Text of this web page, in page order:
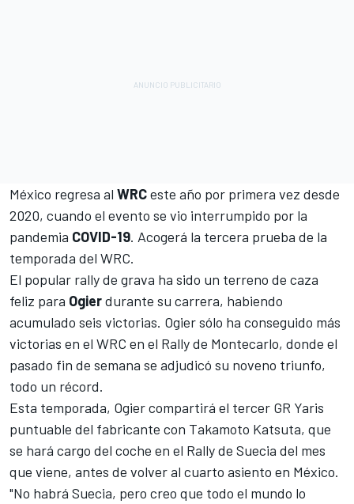
México regresa al WRCeste año por primera vez desde
2020, cuando el evento se vio interrumpido por la
pandemia COVID-19. Acogerá la tercera prueba de la
temporada del WRC.
El popular rally de grava ha sido un terreno de caza
feliz para Ogierdurante su carrera, habiendo
acumulado seis victorias. Ogier sólo ha conseguido más
victorias en el WRC en el Rally de Montecarlo, donde el
pasado fin de semana se adjudicó su noveno triunfo,
todo un récord.
Esta temporada, Ogier compartirá el tercer GR Yaris
puntuable del fabricante con Takamoto Katsuta, que
se hará cargo del coche en el Rally de Suecia del mes
que viene, antes de volver al cuarto asiento en México.
"No habrá Suecia, pero creo que todo el mundo lo